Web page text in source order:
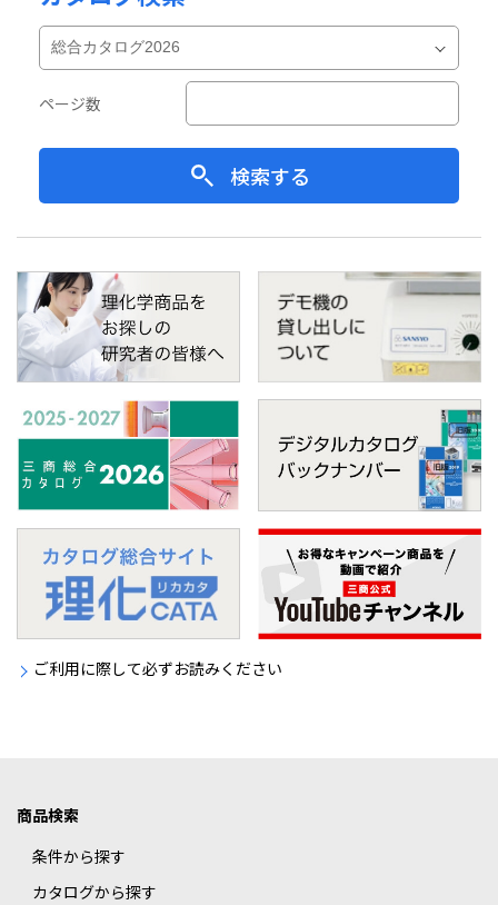
ページ数
検索する
ご利用に際して必ずお読みください
商品検索
条件から探す
カタログから探す